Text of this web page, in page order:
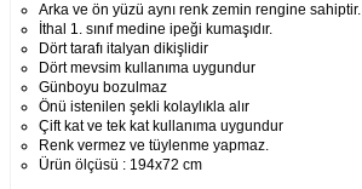
Arka ve ön yüzü aynı renk zemin rengine sahiptir.
İthal 1. sınıf medine ipeği kumaşıdır.
Dört tarafı italyan dikişlidir
Dört mevsim kullanıma uygundur
Günboyu bozulmaz
Önü istenilen şekli kolaylıkla alır
Çift kat ve tek kat kullanıma uygundur
Renk vermez ve tüylenme yapmaz.
Ürün ölçüsü : 194x72 cm